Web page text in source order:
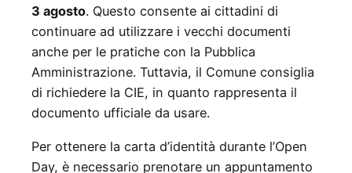
3 agosto. Questo consente ai cittadini di
continuare ad utilizzare i vecchi documenti
anche per le pratiche con la Pubblica
Amministrazione. Tuttavia, il Comune consiglia
di richiedere la CIE, in quanto rappresenta il
documento ufficiale da usare.
Per ottenere la carta d’identità durante l’Open
Day, è necessario prenotare un appuntamento